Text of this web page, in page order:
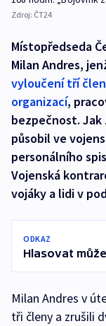
Zdroj: ČT24
Místopředseda
Milan Andres,
vyloučení tří
organizací,
bezpečnost.
působil ve
personálního
Vojenská
vojáky a lidi v
ODKAZ
Hlasovat
Milan Andres v
tři členy a zrušili